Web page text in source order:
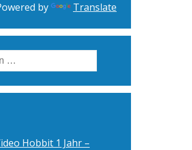
by Translate
Hobbit 1 Jahr –